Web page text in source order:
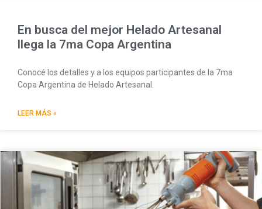
En busca del mejor Helado Artesanal
llega la 7ma Copa Argentina
Conocé los detalles y a los equipos participantes de la 7ma
Copa Argentina de Helado Artesanal.
LEER MÁS »